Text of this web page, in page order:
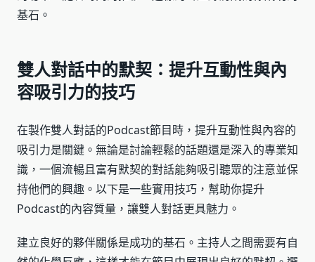
基石。
雙人對話中的默契：提升互動性與內
容吸引力的技巧
在製作雙人對話的Podcast節目時，提升互動性與內容的
吸引力是關鍵。無論是討論輕鬆的話題還是深入的專業知
識，一個流暢且富有默契的對話能夠吸引聽眾的注意並保
持他們的興趣。以下是一些實用技巧，幫助你提升
Podcast的內容質量，讓雙人對話更具魅力。
建立良好的夥伴關係是成功的基石。主持人之間需要有自